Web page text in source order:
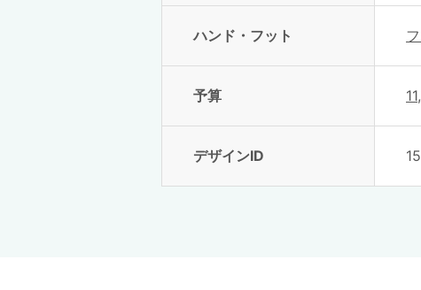
ハンド・フット
予算
デザインID